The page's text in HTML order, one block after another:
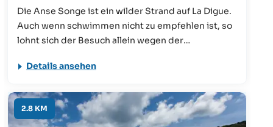
Die Anse Songe ist ein wilder Strand auf La Digue.
Auch wenn schwimmen nicht zu empfehlen ist, so
lohnt sich der Besuch allein wegen der
Fußmarsch von der Grand Anse bietet einen
auf das Meer und den vielen Felsen.
Details ansehen
2.8 KM